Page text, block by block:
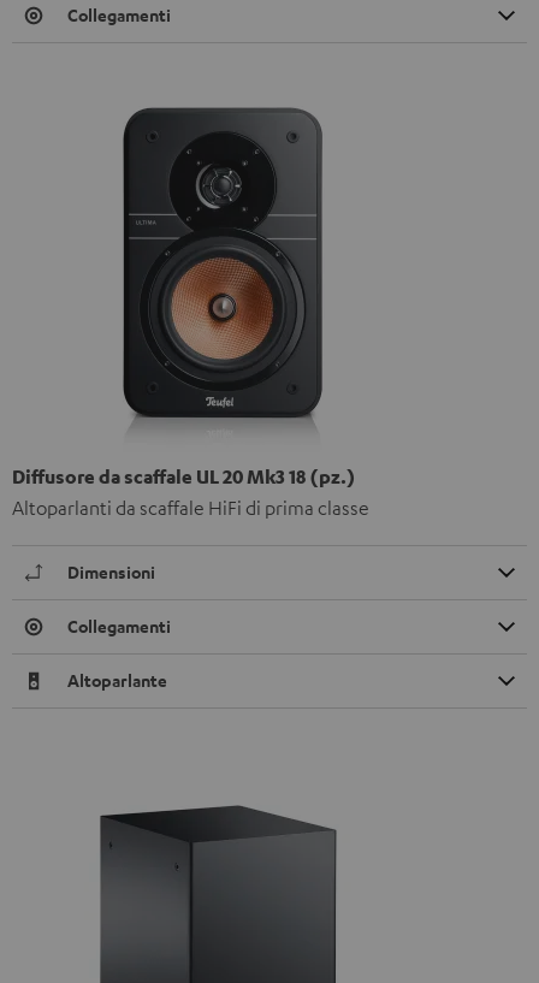
Collegamenti
Diffusore da scaffale UL 20 Mk3 18 (pz.)
Altoparlanti da scaffale HiFi di prima classe
Dimensioni
Collegamenti
Altoparlante